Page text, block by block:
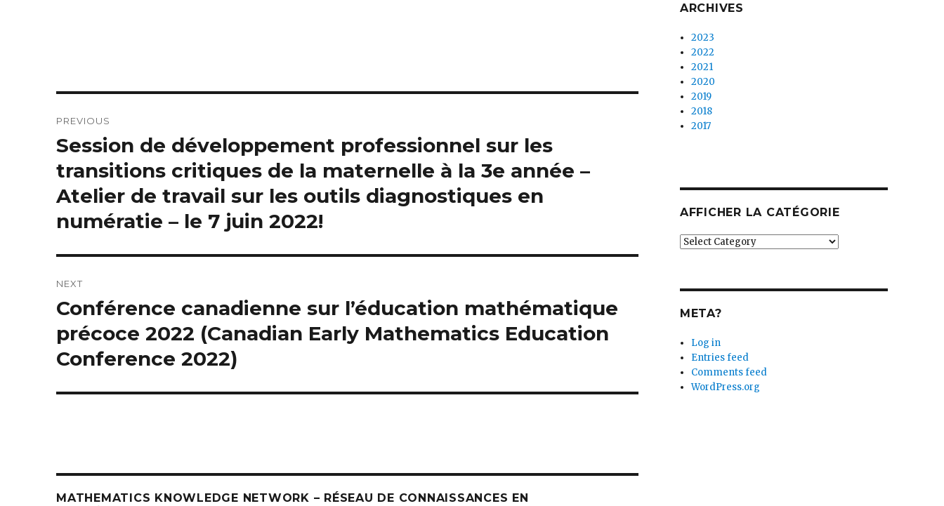
navigation
PREVIOUS
Previous
post:
Session de développement professionnel sur les
transitions critiques de la maternelle à la 3e année –
Atelier de travail sur les outils diagnostiques en
numératie – le 7 juin 2022!
NEXT
Next
post:
Conférence canadienne sur l’éducation mathématique
précoce 2022 (Canadian Early Mathematics Education
Conference 2022)
MATHEMATICS KNOWLEDGE NETWORK – RÉSEAU DE CONNAISSANCES EN
ARCHIVES
2023
2022
2021
2020
2019
2018
2017
AFFICHER LA CATÉGORIE
Afficher
META?
Log in
Entries feed
Comments feed
WordPress.org